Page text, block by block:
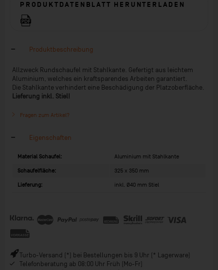
PRODUKTDATENBLATT HERUNTERLADEN
Produktbeschreibung
Allzweck Rundschaufel mit Stahlkante. Gefertigt aus leichtem
Aluminium, welches ein kraftsparendes Arbeiten garantiert.
Die Stahlkante verhindert eine Beschädigung der Platzoberfläche.
Lieferung inkl. Stiel!
Fragen zum Artikel?
Eigenschaften
Material Schaufel: Aluminium mit Stahlkante
Schaufelfläche: 325 x 350 mm
Lieferung: inkl. Ø40 mm Stiel
Turbo-Versand (*) bei Bestellungen bis 9 Uhr (* Lagerware)
Telefonberatung ab 08:00 Uhr Früh (Mo-Fr)